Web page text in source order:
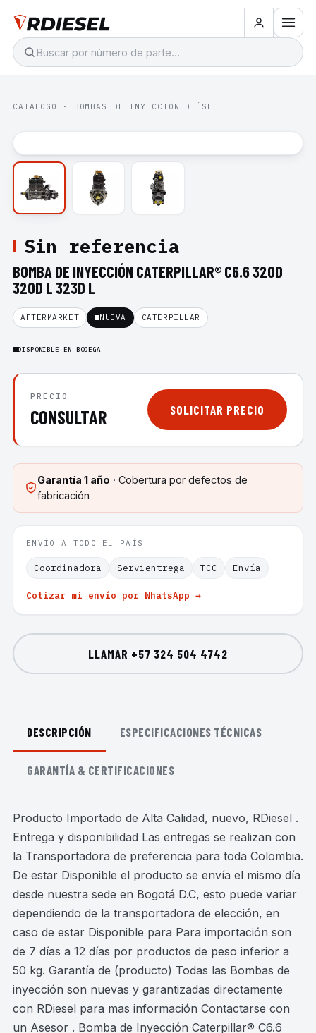
CATÁLOGO · BOMBAS DE INYECCIÓN DIÉSEL
Sin referencia
BOMBA DE INYECCIÓN CATERPILLAR® C6.6 320D
320D L 323D L
AFTERMARKET NUEVA CATERPILLAR
DISPONIBLE EN BODEGA
PRECIO
CONSULTAR SOLICITAR PRECIO
Garantía 1 año · Cobertura por defectos de
fabricación
ENVÍO A TODO EL PAÍS
Coordinadora Servientrega TCC Envía
Cotizar mi envío por WhatsApp →
LLAMAR +57 324 504 4742
DESCRIPCIÓN ESPECIFICACIONES TÉCNICAS
GARANTÍA & CERTIFICACIONES
Producto Importado de Alta Calidad, nuevo, RDiesel .
Entrega y disponibilidad Las entregas se realizan con
la Transportadora de preferencia para toda Colombia.
De estar Disponible el producto se envía el mismo día
desde nuestra sede en Bogotá D.C, esto puede variar
dependiendo de la transportadora de elección, en
caso de estar Disponible para Para importación son
de 7 días a 12 días por productos de peso inferior a
50 kg. Garantía de (producto) Todas las Bombas de
inyección son nuevas y garantizadas directamente
con RDiesel para mas información Contactarse con
un Asesor . Bomba de Inyección Caterpillar® C6.6